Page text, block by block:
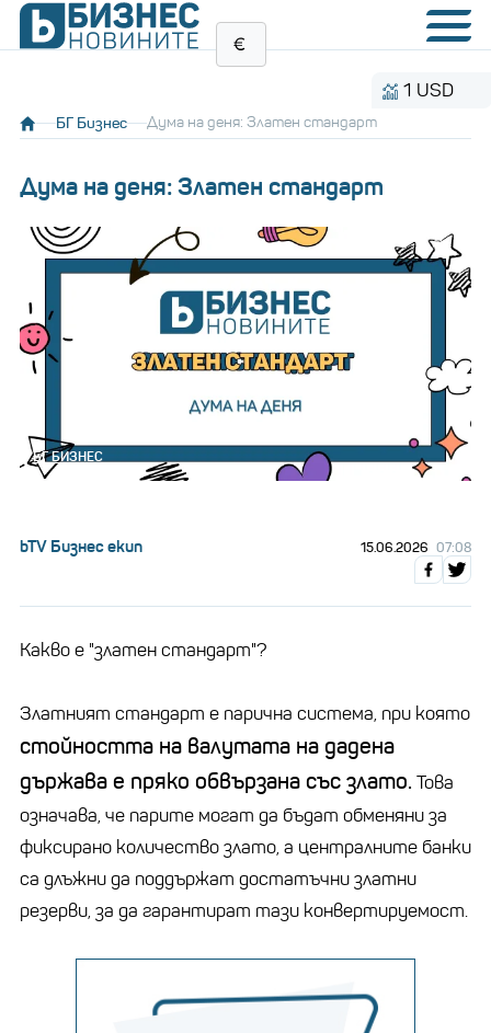
1 USD
БГ Бизнес Дума на деня: Златен стандарт
Дума на деня: Златен стандарт
БГ БИЗНЕС
bTV Бизнес екип 15.06.2026 07:08
Какво е "златен стандарт"?
Златният стандарт е парична система, при която
стойността на валутата на дадена
държава е пряко обвързана със злато. Това
означава, че парите могат да бъдат обменяни за
фиксирано количество злато, а централните банки
са длъжни да поддържат достатъчни златни
резерви, за да гарантират тази конвертируемост.